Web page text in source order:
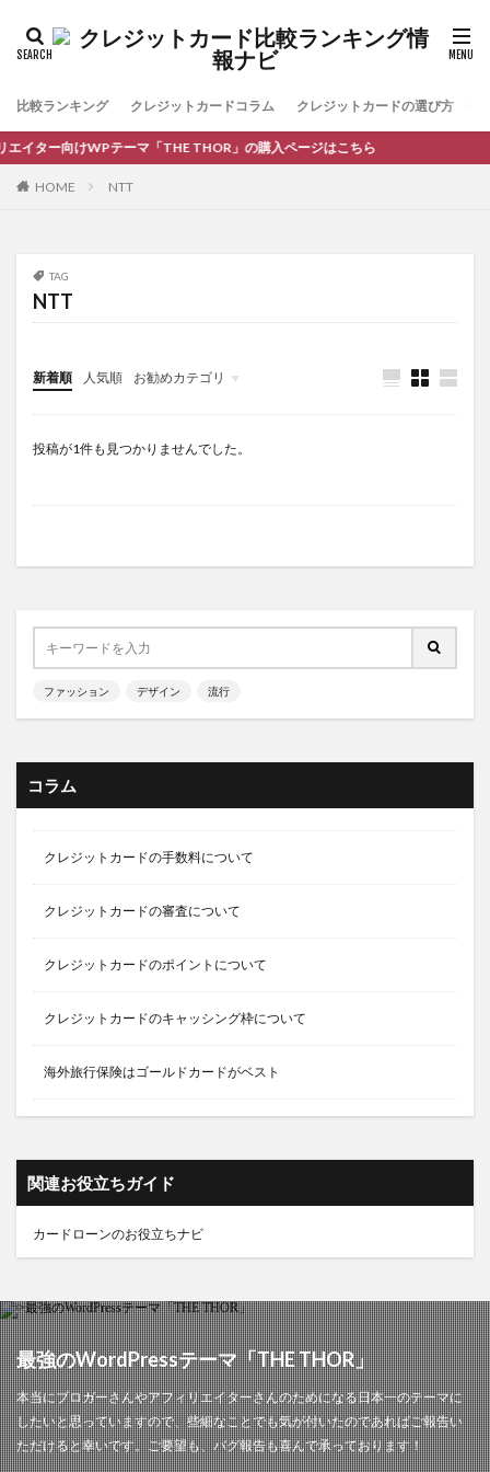
比較ランキング クレジットカードコラム クレジットカードの選び方
イター向けWPテーマ「THE THOR」の購入ページはこちら
HOME NTT
TAG
NTT
新着順 人気順 お勧めカテゴリ
コラム
投稿が1件も見つかりませんでした。
ファッション デザイン 流行
コラム
クレジットカードの手数料について
クレジットカードの審査について
クレジットカードのポイントについて
クレジットカードのキャッシング枠について
海外旅行保険はゴールドカードがベスト
関連お役立ちガイド
カードローンのお役立ちナビ
最強のWordPressテーマ「THE THOR」
本当にブロガーさんやアフィリエイターさんのためになる日本一のテーマに
したいと思っていますので、些細なことでも気が付いたのであればご報告い
ただけると幸いです。ご要望も、バグ報告も喜んで承っております！